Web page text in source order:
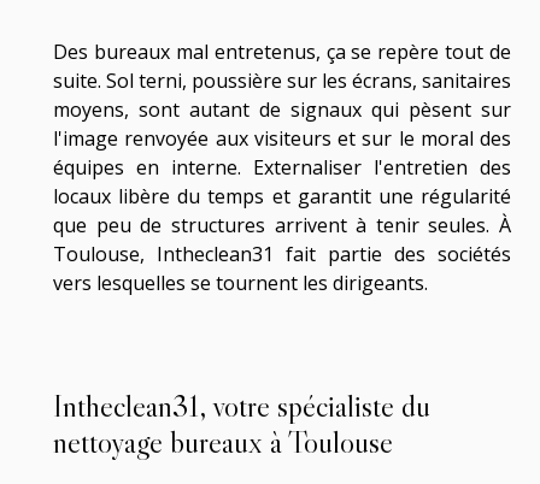
Des bureaux mal entretenus, ça se repère tout de
suite. Sol terni, poussière sur les écrans, sanitaires
moyens, sont autant de signaux qui pèsent sur
l'image renvoyée aux visiteurs et sur le moral des
équipes en interne. Externaliser l'entretien des
locaux libère du temps et garantit une régularité
que peu de structures arrivent à tenir seules. À
Toulouse, Intheclean31 fait partie des sociétés
vers lesquelles se tournent les dirigeants.
Intheclean31, votre spécialiste du
nettoyage bureaux à Toulouse